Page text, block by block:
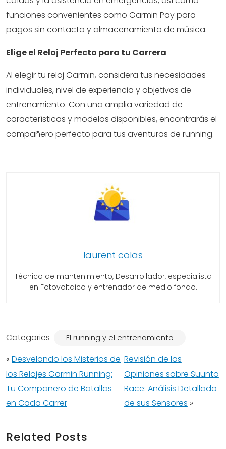
funciones convenientes como Garmin Pay para
pagos sin contacto y almacenamiento de música.
Elige el Reloj Perfecto para tu Carrera
Al elegir tu reloj Garmin, considera tus necesidades
individuales, nivel de experiencia y objetivos de
entrenamiento. Con una amplia variedad de
características y modelos disponibles, encontrarás el
compañero perfecto para tus aventuras de running.
laurent colas
Técnico de mantenimiento, Desarrollador, especialista
en Fotovoltaico y entrenador de medio fondo.
Categories El running y el entrenamiento
« Desvelando los Misterios de
los Relojes Garmin Running:
Tu Compañero de Batallas
en Cada Carrer
Revisión de las
Opiniones sobre Suunto
Race: Análisis Detallado
de sus Sensores »
Related Posts